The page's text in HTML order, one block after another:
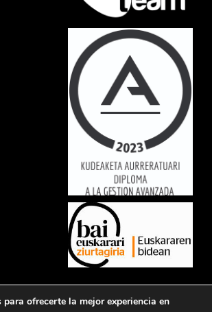
mattis, pulvinar dapibus leo.
ofrecerte la mejor experiencia en